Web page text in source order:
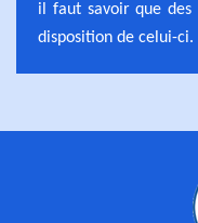
il faut savoir que des
disposition de celui-ci.